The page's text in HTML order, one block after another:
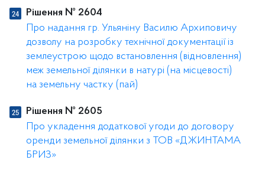
Рішення № 2604
Про надання гр. Ульяніну Василю Архиповичу
дозволу на розробку технічної документації із
землеустрою щодо встановлення (відновлення)
меж земельної ділянки в натурі (на місцевості)
на земельну частку (пай)
Рішення № 2605
Про укладення додаткової угоди до договору
оренди земельної ділянки з ТОВ «ДЖИНТАМА
БРИЗ»